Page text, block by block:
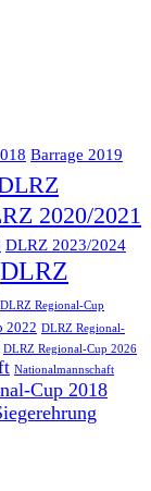
Barrage 2019
2020/2021
DLRZ 2023/2024
DLRZ
DLRZ Regional-Cup
2022 DLRZ Regional-
DLRZ Regional-Cup 2026
Nationalmannschaft
Cup 2018